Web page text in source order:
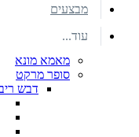
מבצעים
עוד...
מאמא מונא
סופר מרקט
דבש